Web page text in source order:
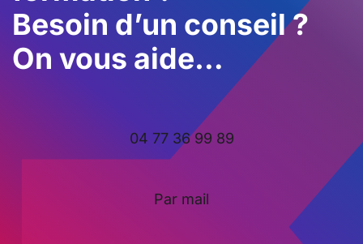
Besoin d’un conseil ?
On vous aide…
04 77 36 99 89
Par mail